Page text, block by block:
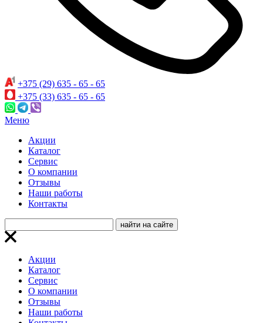
+375 (29) 635 - 65 - 65
+375 (33) 635 - 65 - 65
Меню
Акции
Каталог
Сервис
О компании
Отзывы
Наши работы
Контакты
Акции
Каталог
Сервис
О компании
Отзывы
Наши работы